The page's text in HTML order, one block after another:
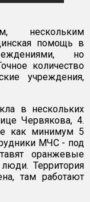
нескольким
помощь в
но
количество
учреждения,
в нескольких
Червякова, 4.
как минимум 5
МЧС - под
оранжевые
Территория
там работают